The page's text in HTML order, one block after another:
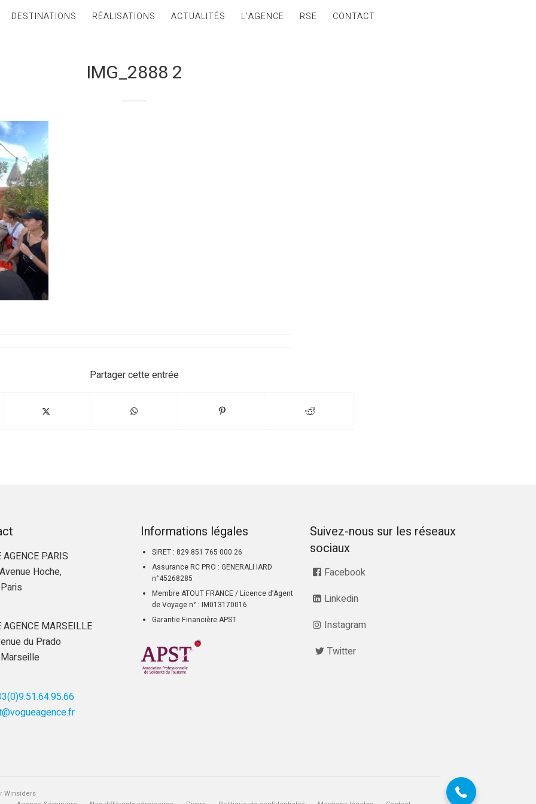
DESTINATIONS RÉALISATIONS ACTUALITÉS L’AGENCE RSE CONTACT
IMG_2888 2
Partager cette entrée
AGENCE PARIS
Hoche,
AGENCE MARSEILLE
du Prado
Informations légales
SIRET : 829 851 765 000 26
Assurance RC PRO : GENERALI IARD
n°45268285
Membre ATOUT FRANCE / Licence d’Agent
de Voyage n° : IM013170016
Garantie Financière APST
Suivez-nous sur les réseaux
sociaux
Facebook
Linkedin
Instagram
Twitter
Winsiders